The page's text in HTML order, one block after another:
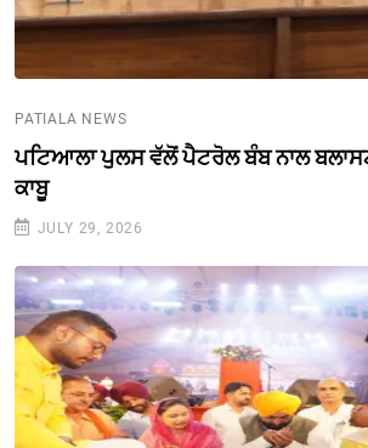
PATIALA NEWS
ਪਟਿਆਲਾ ਪੁਲਸ ਵੱਲੋਂ ਪੈਟਰੋਲ ਬੰਬ ਨਾਲ
ਕਾਬੂ
JULY 29, 2026